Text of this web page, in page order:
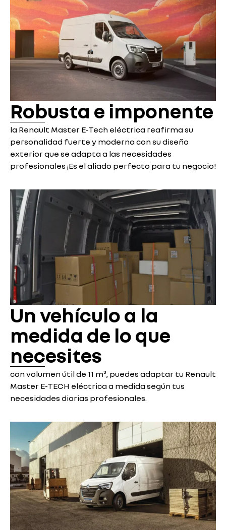
Robusta e imponente
la Renault Master E-Tech eléctrica reafirma su
personalidad fuerte y moderna con su diseño
exterior que se adapta a las necesidades
profesionales ¡Es el aliado perfecto para tu negocio!
Un vehículo a la
medida de lo que
necesites
con volumen útil de 11 m³, puedes adaptar tu Renault
Master E-TECH eléctrica a medida según tus
necesidades diarias profesionales.